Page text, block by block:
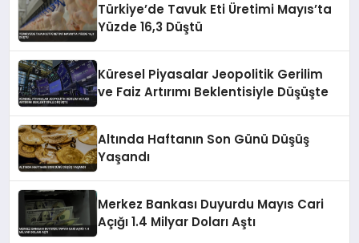
Türkiye’de Tavuk Eti Üretimi Mayıs’ta
Yüzde 16,3 Düştü
Küresel Piyasalar Jeopolitik Gerilim
ve Faiz Artırımı Beklentisiyle Düşüşte
Altında Haftanın Son Günü Düşüş
Yaşandı
Merkez Bankası Duyurdu Mayıs Cari
Açığı 1.4 Milyar Doları Aştı